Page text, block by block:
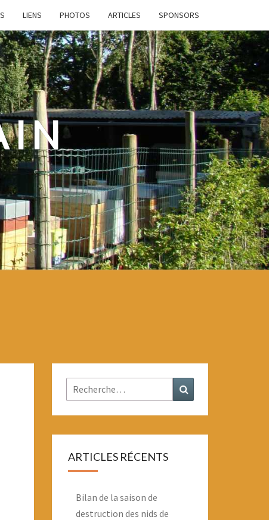
LIENS PHOTOS ARTICLES SPONSORS
Rechercher :
ARTICLES RÉCENTS
Bilan de la saison de
destruction des nids de